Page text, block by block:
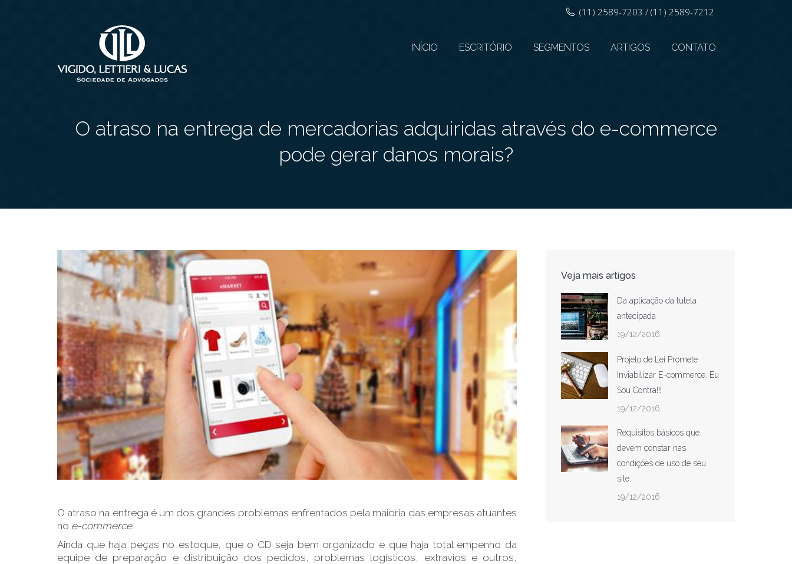
(11) 2589-7203 / (11) 2589-7212
INÍCIO ESCRITÓRIO SEGMENTOS ARTIGOS CONTATO
O atraso na entrega de mercadorias adquiridas através do e-commerce
pode gerar danos morais?
O atraso na entrega é um dos grandes problemas enfrentados pela maioria das empresas atuantes
no e-commerce.
Ainda que haja peças no estoque, que o CD seja bem organizado e que haja total empenho da
equipe de preparação e distribuição dos pedidos, problemas logísticos, extravios e outros,
Veja mais artigos
Da aplicação da tutela
antecipada
19/12/2016
Projeto de Lei Promete
Inviabilizar E-commerce. Eu
Sou Contra!!!
19/12/2016
Requisitos básicos que
devem constar nas
condições de uso de seu
site.
19/12/2016